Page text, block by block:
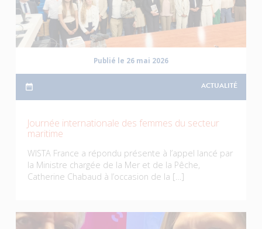
Publié le 26 mai 2026
ACTUALITÉ
Journée internationale des femmes du secteur
maritime
WISTA France a répondu présente à l’appel lancé par
la Ministre chargée de la Mer et de la Pêche,
Catherine Chabaud à l’occasion de la […]